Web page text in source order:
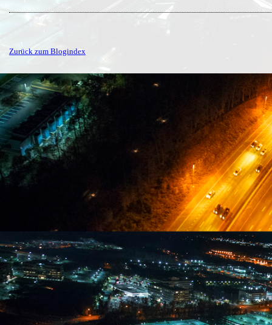
Zurück zum Blogindex